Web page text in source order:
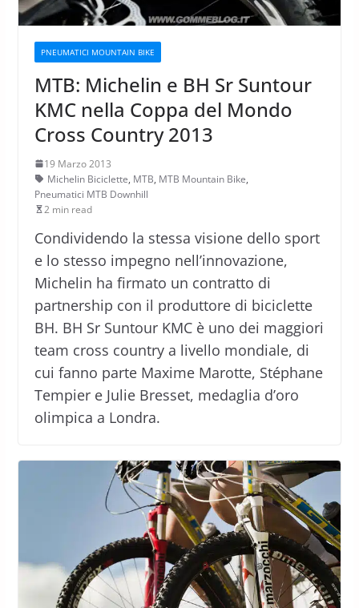
PNEUMATICI MOUNTAIN BIKE
MTB: Michelin e BH Sr Suntour
KMC nella Coppa del Mondo
Cross Country 2013
19 Marzo 2013
Michelin Biciclette, MTB, MTB Mountain Bike,
Pneumatici MTB Downhill
2 min read
Condividendo la stessa visione dello sport
e lo stesso impegno nell’innovazione,
Michelin ha firmato un contratto di
partnership con il produttore di biciclette
BH. BH Sr Suntour KMC è uno dei maggiori
team cross country a livello mondiale, di
cui fanno parte Maxime Marotte, Stéphane
Tempier e Julie Bresset, medaglia d’oro
olimpica a Londra.